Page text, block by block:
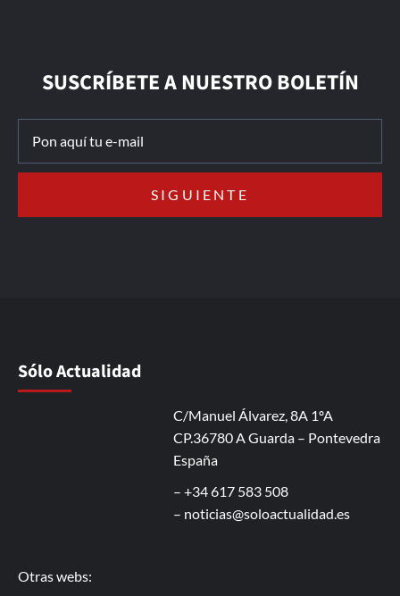
SUSCRÍBETE A NUESTRO BOLETÍN
Sólo Actualidad
C/Manuel Álvarez, 8A 1ºA
CP.36780 A Guarda – Pontevedra
España
– +34 617 583 508
– noticias@soloactualidad.es
Otras webs: